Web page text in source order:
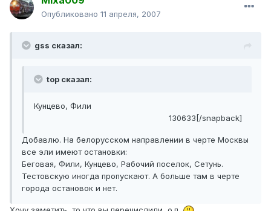
Опубликовано 11 апреля, 2007
gss сказал:
top сказал:
Кунцево, Фили
130633[/snapback]
Добавлю. На белорусском направлении в черте Москвы
все эли имеют остановки:
Беговая, Фили, Кунцево, Рабочий поселок, Сетунь.
Тестовскую иногда пропускают. А больше там в черте
города остановок и нет.